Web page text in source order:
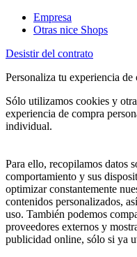
Empresa
Otras nice Shops
Desistir del contrato
Personaliza tu experiencia de
Sólo utilizamos cookies y
experiencia de compra
individual.
Para ello, recopilamos datos
comportamiento y sus
optimizar constantemente
contenidos personalizados,
uso. También podemos
proveedores externos y
publicidad online, sólo si ya